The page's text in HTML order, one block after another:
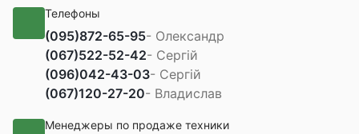
Телефоны
(095)872-65-95- Олександр
(067)522-52-42- Сергій
(096)042-43-03- Сергій
(067)120-27-20- Владислав
Менеджеры по продаже техники